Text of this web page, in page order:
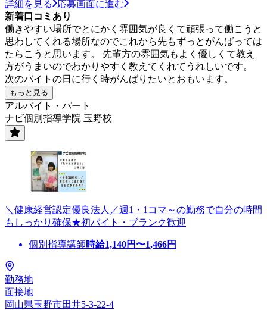
詳細を見る
応募画面に進む
新着口コミあり
働きやすい場所でとにかく雰囲気が良くて頑張って働こうと
思わしてくれる場所なのでこれから先もずっとがんばっては
たらこうと思います。 先輩方の雰囲気もよく優しくて教え
方がうまいのでわかりやすく教えてくれてうれしいです。
次のバイトの日に行く時がんばりたいとおもいます。
もっと見る
アルバイト・パート
ナビ個別指導学院 玉野校
＼健康経営認定優良法人／週1・1コマ～の勤務で自分の時間
もしっかり確保★初バイト・ブランク歓迎
個別指導講師時給1,140円〜1,466円
勤務地
面接地
岡山県玉野市田井5-3-22-4